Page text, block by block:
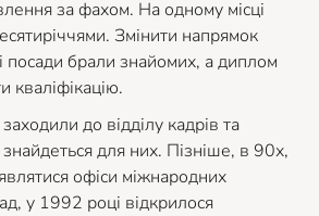
за фахом. На одному місці
Змінити напрямок
посади брали знайомих, а диплом
кваліфікацію.
до відділу кадрів та
для них. Пізніше, в 90х,
офіси міжнародних
у 1992 році відкрилося